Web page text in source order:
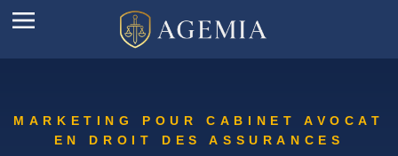
MARKETING POUR CABINET AVOCAT
EN DROIT DES ASSURANCES